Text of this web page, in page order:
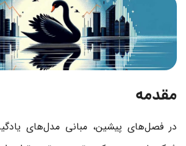
مقدمه
در فصل‌های پیشین، مبانی مدل‌های